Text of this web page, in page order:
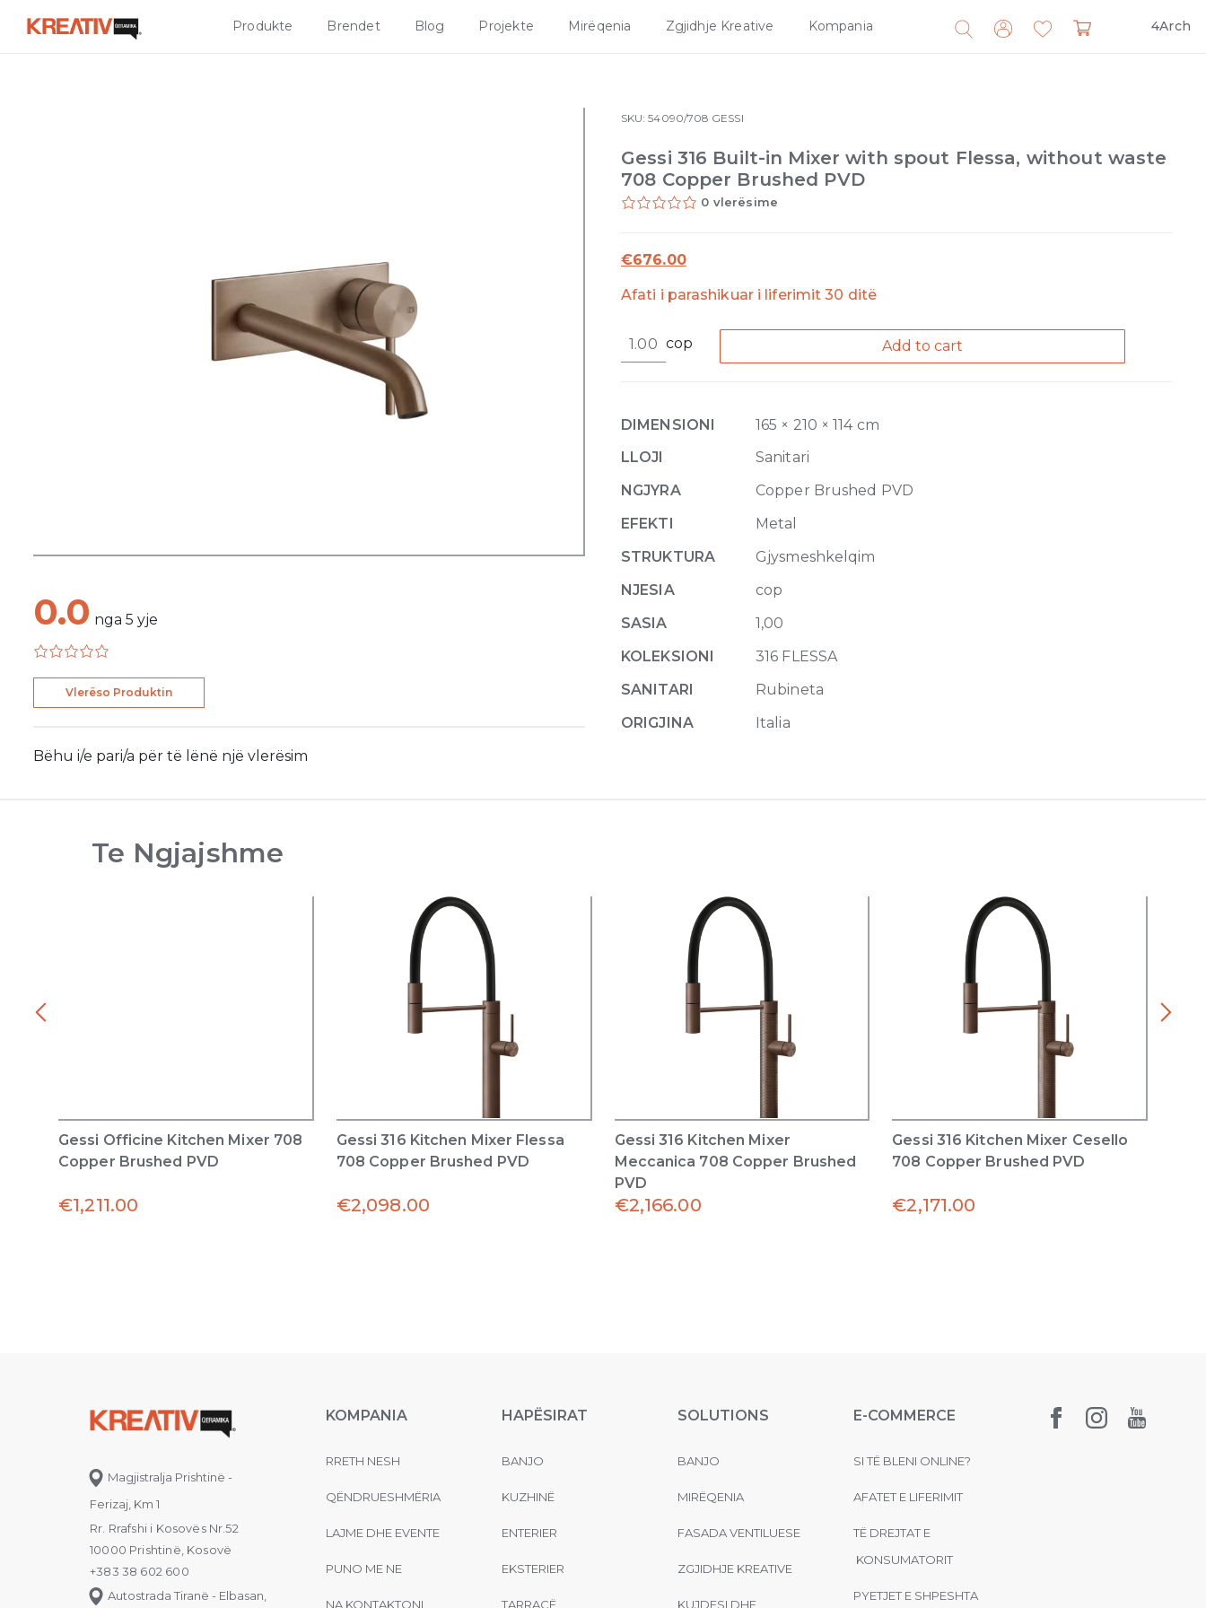
Produkte Brendet Blog Projekte Mirëqenia Zgjidhje Kreative Kompania 4Arch
Search
for:
0.0 nga 5 yje
Vlerëso Produktin
Bëhu i/e pari/a për të lënë një vlerësim
SKU:54090/708 GESSI
Gessi 316 Built-in Mixer with spout Flessa, without waste
708 Copper Brushed PVD
0 vlerësime
€676.00
Afati i parashikuar i liferimit 30 ditë
316
with
spout
without
waste
Copper
Brushed
quantity
cop Add to cart
DIMENSIONI
165 × 210 × 114 cm
LLOJI
Sanitari
NGJYRA
Copper Brushed PVD
EFEKTI
Metal
STRUKTURA
Gjysmeshkelqim
NJESIA
cop
SASIA
1,00
KOLEKSIONI
316 FLESSA
SANITARI
Rubineta
ORIGJINA
Italia
Te Ngjajshme
Gessi Officine Kitchen Mixer 708
Copper Brushed PVD
€1,211.00
Gessi 316 Kitchen Mixer Flessa
708 Copper Brushed PVD
€2,098.00
Gessi 316 Kitchen Mixer
Meccanica 708 Copper Brushed
PVD
€2,166.00
Gessi 316 Kitchen Mixer Cesello
708 Copper Brushed PVD
€2,171.00
Magjistralja Prishtinë -
Ferizaj, Km 1
Rr. Rrafshi i Kosovës Nr.52
10000 Prishtinë, Kosovë
+383 38 602 600
Autostrada Tiranë - Elbasan,
KOMPANIA
RRETH NESH
QËNDRUESHMËRIA
LAJME DHE EVENTE
PUNO ME NE
NA KONTAKTONI
HAPËSIRAT
BANJO
KUZHINË
ENTERIER
EKSTERIER
TARRACË
SOLUTIONS
BANJO
MIRËQENIA
FASADA VENTILUESE
ZGJIDHJE KREATIVE
KUJDESI DHE
E-COMMERCE
SI TË BLENI ONLINE?
AFATET E LIFERIMIT
TË DREJTAT E
KONSUMATORIT
PYETJET E SHPESHTA